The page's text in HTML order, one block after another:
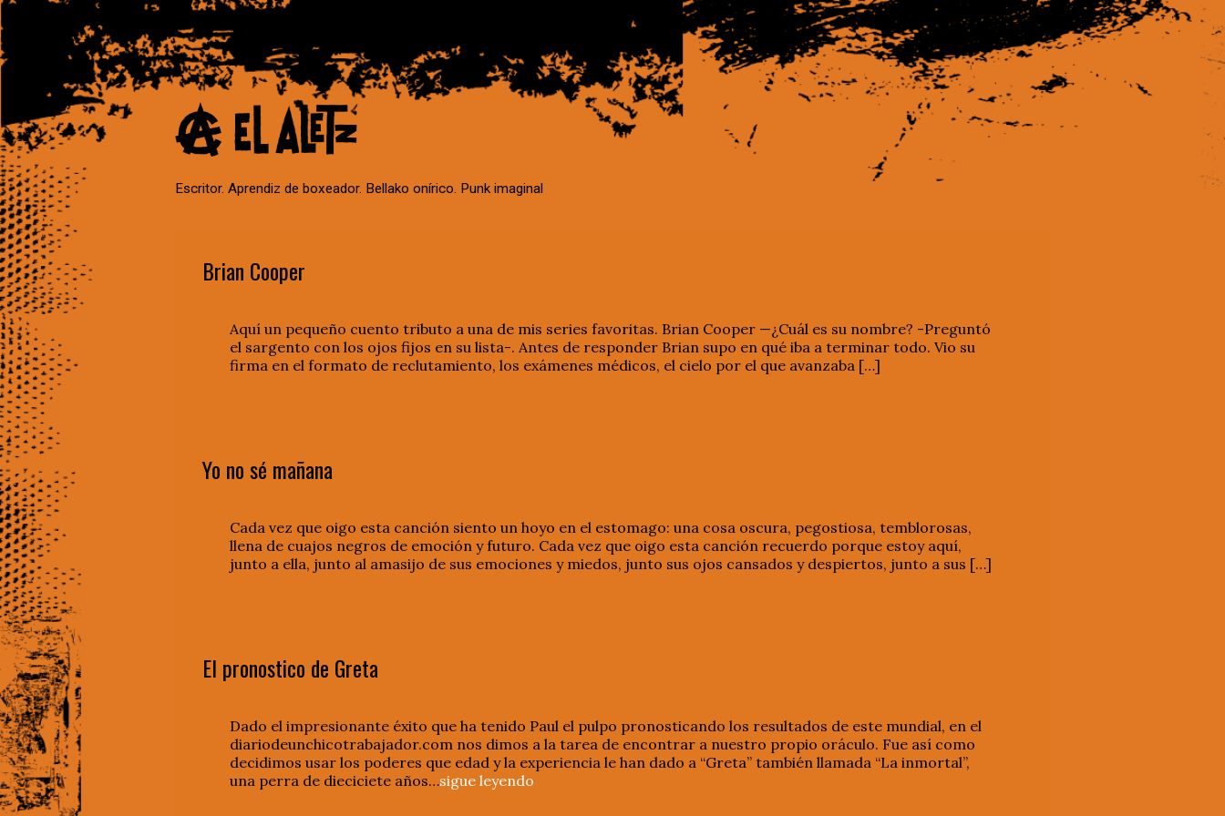
Escritor. Aprendiz de boxeador. Bellako onírico. Punk imaginal
Brian Cooper
Aquí un pequeño cuento tributo a una de mis series favoritas. Brian Cooper —¿Cuál es su nombre? -Preguntó
el sargento con los ojos fijos en su lista-. Antes de responder Brian supo en qué iba a terminar todo. Vio su
firma en el formato de reclutamiento, los exámenes médicos, el cielo por el que avanzaba […]
Yo no sé mañana
Cada vez que oigo esta canción siento un hoyo en el estomago: una cosa oscura, pegostiosa, temblorosas,
llena de cuajos negros de emoción y futuro. Cada vez que oigo esta canción recuerdo porque estoy aquí,
junto a ella, junto al amasijo de sus emociones y miedos, junto sus ojos cansados y despiertos, junto a sus […]
El pronostico de Greta
Dado el impresionante éxito que ha tenido Paul el pulpo pronosticando los resultados de este mundial, en el
diariodeunchicotrabajador.com nos dimos a la tarea de encontrar a nuestro propio oráculo. Fue así como
decidimos usar los poderes que edad y la experiencia le han dado a “Greta” también llamada “La inmortal”,
una perra de dieciciete años…sigue leyendo